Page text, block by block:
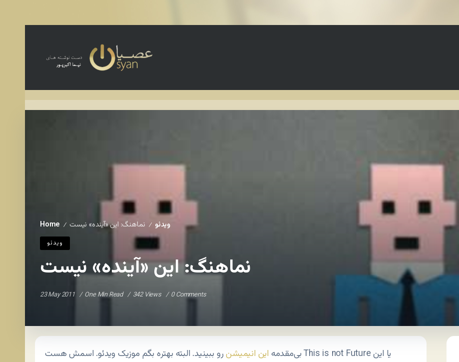
Home / ویدئو / نماهنگ: این «آینده» نیست
ویدئو
نماهنگ: این «آینده» نیست
23 May 2011 One Min Read 342 Views 0 Comments
بی‌مقدمهاین انیمیشنرو ببینید. البته بهتره بگم موزیک ویدئو. اسمش هست This is not Future یا این